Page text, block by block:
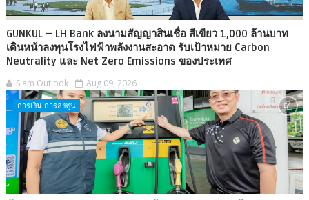
GUNKUL – LH Bank ลงนามสัญญาสินเชื่อ สีเขียว 1,000 ล้านบาท
เดินหน้าลงทุนโรงไฟฟ้าพลังงานสะอาด รับเป้าหมาย Carbon
Neutrality และ Net Zero Emissions ของประเทศ
Siam Outlook Aug 09, 2026
การเงิน การลงทุน